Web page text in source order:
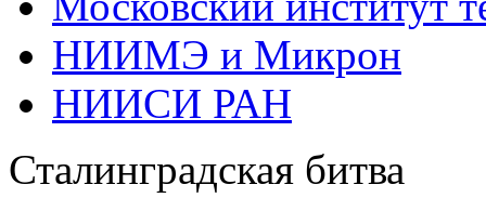
НИИМЭ и Микрон
НИИСИ РАН
Сталинградская битва